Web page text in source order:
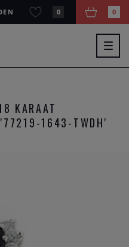
0 0
KARAAT
'77219-1643-TWDH'